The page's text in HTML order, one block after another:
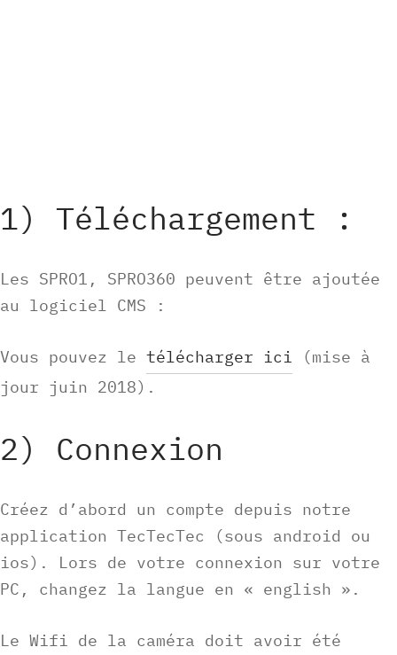
1) Téléchargement :
Les SPRO1, SPRO360 peuvent être ajoutée
au logiciel CMS :
Vous pouvez le télécharger ici (mise à
jour juin 2018).
2) Connexion
Créez d’abord un compte depuis notre
application TecTecTec (sous android ou
ios). Lors de votre connexion sur votre
PC, changez la langue en « english ».
Le Wifi de la caméra doit avoir été